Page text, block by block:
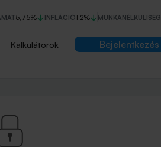
5,75% INFLÁCIÓ1,2% MUNKANÉLKÜLISÉG
Kalkulátorok
Bejelentkezés